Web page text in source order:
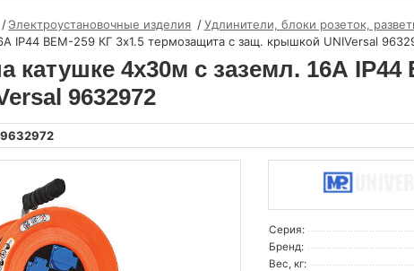
Электроустановочные изделия Удлинители, блоки розеток,
IP44 ВЕМ-259 КГ 3х1.5 термозащита с защ. крышкой UNIVersal
катушке 4х30м с заземл. 16А
9632972
9632972
Серия:
Бренд:
Вес, кг: